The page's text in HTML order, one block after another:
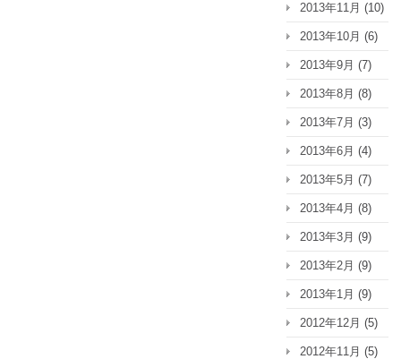
2013年11月 (10)
2013年10月 (6)
2013年9月 (7)
2013年8月 (8)
2013年7月 (3)
2013年6月 (4)
2013年5月 (7)
2013年4月 (8)
2013年3月 (9)
2013年2月 (9)
2013年1月 (9)
2012年12月 (5)
2012年11月 (5)